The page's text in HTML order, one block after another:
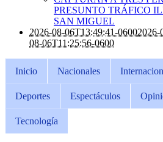
PRESUNTO TRÁFICO
SAN MIGUEL
2026-08-06T13:49:41-06002026-
08-06T11:25:56-0600
Inicio Nacionales
Deportes Espectáculos
Tecnología